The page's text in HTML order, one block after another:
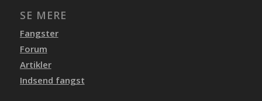
SE MERE
Fangster
Forum
Artikler
Indsend fangst